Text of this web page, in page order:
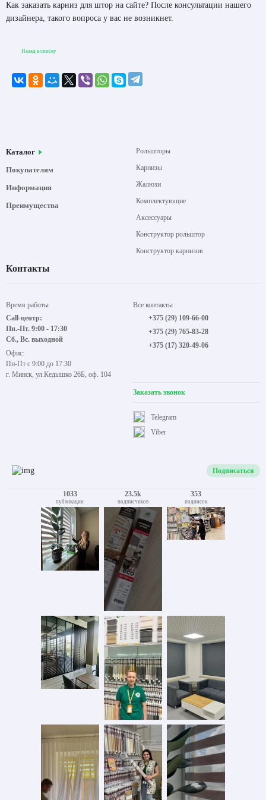
Как заказать карниз для штор на сайте? После консультации нашего
дизайнера, такого вопроса у вас не возникнет.
Назад к списку
Каталог
Покупателям
Информация
Преимущества
Рольшторы
Карнизы
Жалюзи
Комплектующие
Аксессуары
Конструктор рольштор
Конструктор карнизов
Контакты
Время работы
Call-центр:
Пн.-Пт. 9:00 - 17:30
Сб., Вс. выходной
Офис:
Пн-Пт с 9:00 до 17:30
г. Минск, ул.Кедышко 26Б, оф. 104
Все контакты
+375 (29) 109-66-00
+375 (29) 765-83-28
+375 (17) 320-49-06
Заказать звонок
Viber
Telegram
Подписаться
1033
публикации
23.5k
подписчиков
353
подписок